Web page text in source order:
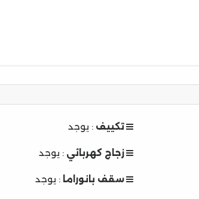
تكييف : يوجد
زجاج كهربائي : يوجد
سقف بانوراما : يوجد